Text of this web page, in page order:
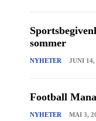
sommer
NYHETER JUNI 14,
Football
NYHETER MAI 3,